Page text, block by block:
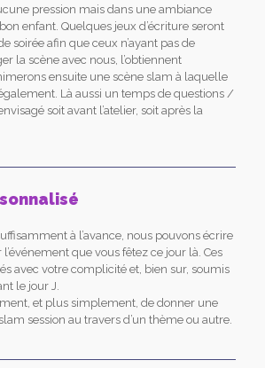
pression mais dans une ambiance
enfant. Quelques jeux d’écriture seront
soirée afin que ceux n’ayant pas de
la scène avec nous, l’obtiennent
ensuite une scène slam à laquelle
Là aussi un temps de questions /
soit avant l’atelier, soit après la
à l’avance, nous pouvons écrire
que vous fêtez ce jour là. Ces
avec votre complicité et, bien sur, soumis
le jour J.
et plus simplement, de donner une
session au travers d’un thème ou autre.